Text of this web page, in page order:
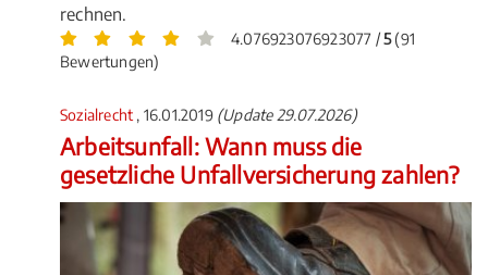
rechnen.
4.076923076923077 /5(91
Bewertungen)
Sozialrecht , 16.01.2019 (Update 29.07.2026)
Arbeitsunfall: Wann muss die
gesetzliche Unfallversicherung zahlen?